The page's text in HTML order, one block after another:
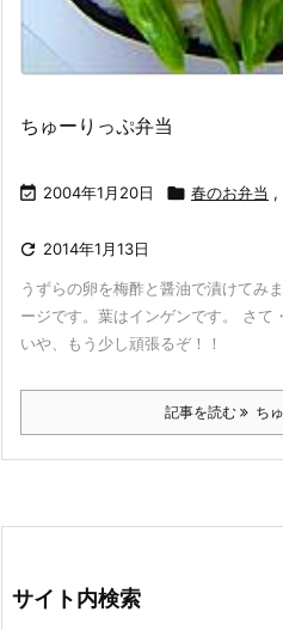
ちゅーりっぷ弁当
 2004年1月20日  春のお弁当 ,
 2014年1月13日
うずらの卵を梅酢と醤油で漬けてみ
ージです。葉はインゲンです。 さて
いや、もう少し頑張るぞ！！
記事を読む ち
サイト内検索